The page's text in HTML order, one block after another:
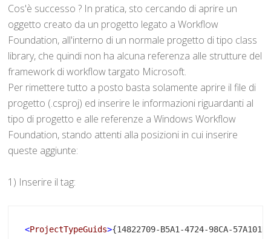
Cos'è successo ? In pratica, sto cercando di aprire un
oggetto creato da un progetto legato a Workflow
Foundation, all'interno di un normale progetto di tipo class
library, che quindi non ha alcuna referenza alle strutture del
framework di workflow targato Microsoft.
Per rimettere tutto a posto basta solamente aprire il file di
progetto (.csproj) ed inserire le informazioni riguardanti al
tipo di progetto e alle referenze a Windows Workflow
Foundation, stando attenti alla posizioni in cui inserire
queste aggiunte:
1) Inserire il tag:
<ProjectTypeGuids>{14822709-B5A1-4724-98CA-